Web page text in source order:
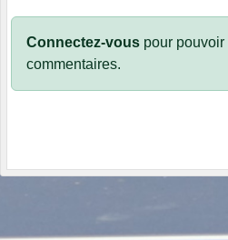
Connectez-vous pour
commentaires.